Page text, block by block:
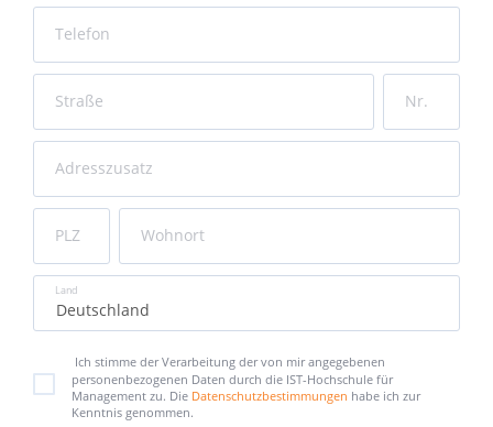
Telefon
Straße Nr.
Adresszusatz
PLZ Wohnort
Land
Ich stimme der Verarbeitung der von mir angegebenen
personenbezogenen Daten durch die IST-Hochschule für
Management zu. Die Datenschutzbestimmungen habe ich zur
Kenntnis genommen.